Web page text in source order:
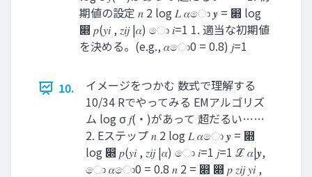
期値の設定 𝑛 2 log 𝐿 𝛼ො 𝒚 = ෍ log
෍ 𝑝(𝑦𝑖 , 𝑧𝑖𝑗 |𝛼) ො 𝑖=1 1. 適当な初期値
を決める。(e.g., 𝛼ො0 = 0.8) 𝑗=1
10.
イメージをつかむ 数式で理解する
10/34 Rでやってみる EMアルゴリズ
ム log σ 𝑓(・)があって 超だるい……
2. Eステップ 𝑛 2 log 𝐿 𝛼ො 𝒚 = ෍
log ෍ 𝑝(𝑦𝑖 , 𝑧𝑖𝑗 |𝛼) ො 𝑖=1 𝑗=1 ℒ 𝛼|𝒚,
ො 𝛼ො0 = 0.8 𝑛 2 = ෍ ෍ 𝑝 𝑧𝑖𝑗 𝑦𝑖 ,